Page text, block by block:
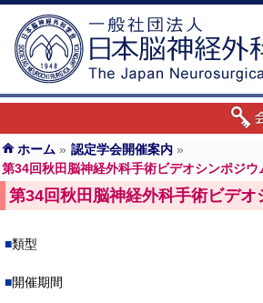
ホーム » 認定学会開催案内 »
第34回秋田脳神経外科手術ビデオシンポジウ
第34回秋田脳神経外科手術ビデオ
類型
開催期間